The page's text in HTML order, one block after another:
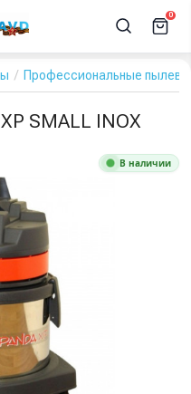
0
Профессиональные
SMALL INOX
В наличии